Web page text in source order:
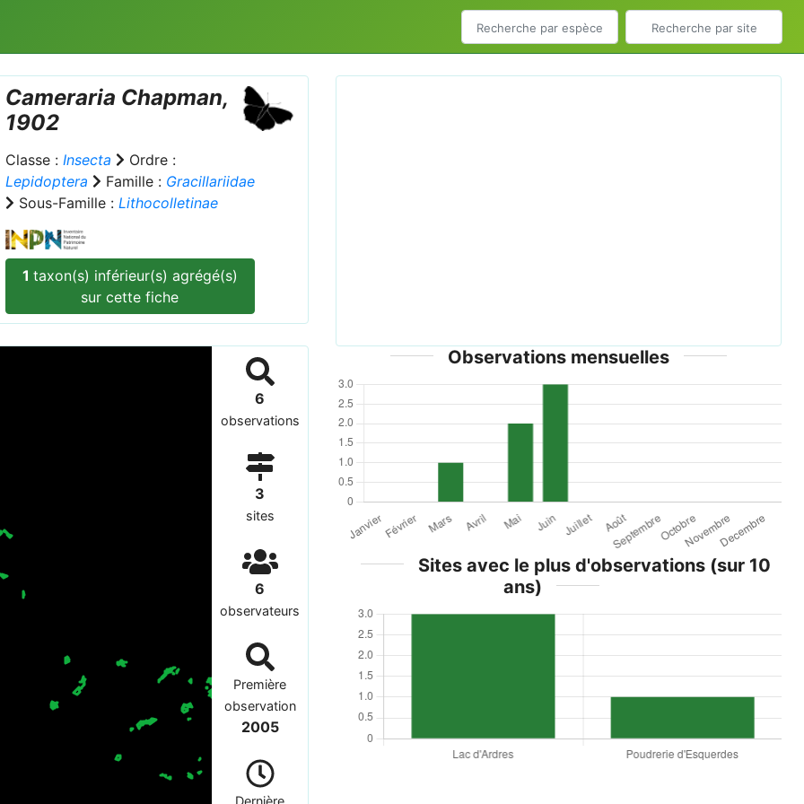
Cameraria Chapman,
1902
Classe : Insecta
Ordre :
Lepidoptera
Famille : Gracillariidae
Sous-Famille : Lithocolletinae
1 taxon(s) inférieur(s) agrégé(s)
sur cette fiche
6
observations
3
sites
6
observateurs
Première
observation
2005
Dernière
Observations mensuelles
Sites avec le plus d'observations (sur 10
ans)